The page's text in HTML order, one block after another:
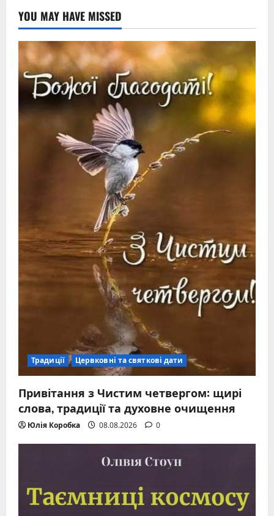
YOU MAY HAVE MISSED
Традиції Цервковні та святкові дати
Привітання з Чистим четвергом: щирі
слова, традиції та духовне очищення
Юлія Коробка 08.08.2026 0